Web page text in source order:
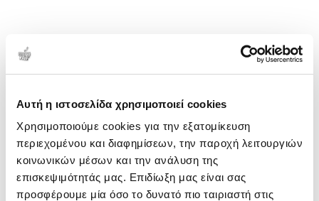
Αυτή η ιστοσελίδα χρησιμοποιεί cookies
Χρησιμοποιούμε cookies για την εξατομίκευση
περιεχομένου και διαφημίσεων, την παροχή λειτουργιών
κοινωνικών μέσων και την ανάλυση της
επισκεψιμότητάς μας. Επιδίωξη μας είναι σας
προσφέρουμε μία όσο το δυνατό πιο ταιριαστή στις